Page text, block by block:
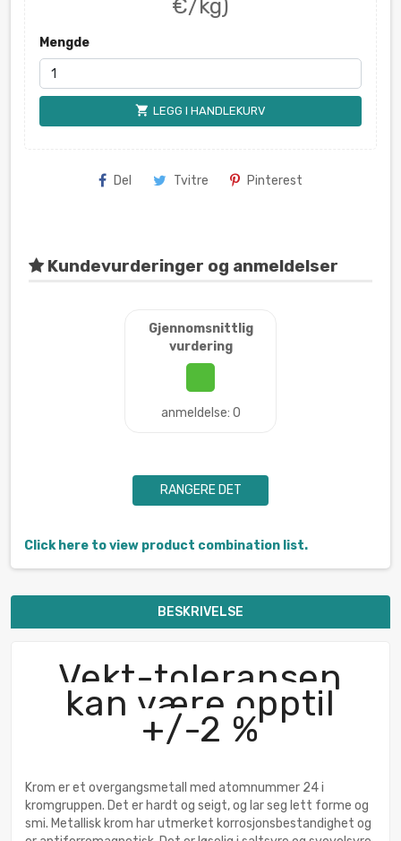
€/kg)
Mengde
shopping_cart LEGG I HANDLEKURV
Del Tvitre Pinterest
Kundevurderinger og anmeldelser
Gjennomsnittlig
vurdering
anmeldelse: 0
RANGERE DET
Click here to view product combination list.
BESKRIVELSE
Vekt-toleransen
kan være opptil
+/-2 %
Krom er et overgangsmetall med atomnummer 24 i
kromgruppen. Det er hardt og seigt, og lar seg lett forme og
smi. Metallisk krom har utmerket korrosjonsbestandighet og